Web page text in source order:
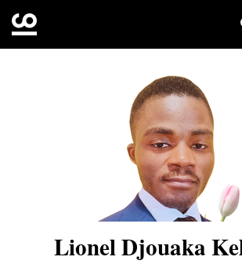
Lionel Djouaka